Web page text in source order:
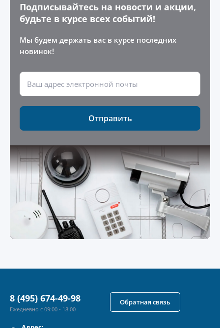
Подписывайтесь на новости и акции,
будьте в курсе всех событий!
Мы будем держать вас в курсе последних
новинок!
Отправить
8 (495) 674-49-98
Ежедневно с 09:00 - 18:00
Обратная связь